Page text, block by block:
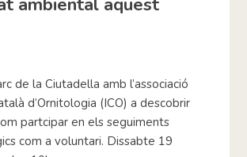
de la Ciutadella amb l’associació
d’Ornitologia (ICO) a descobrir
partcipar en els seguiments
com a voluntari. Dissabte 19